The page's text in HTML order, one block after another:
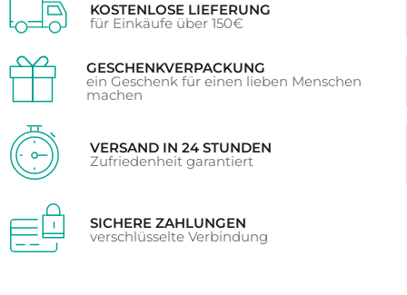
KOSTENLOSE LIEFERUNG
für Einkäufe über 150€
GESCHENKVERPACKUNG
ein Geschenk für einen lieben Menschen
machen
VERSAND IN 24 STUNDEN
Zufriedenheit garantiert
SICHERE ZAHLUNGEN
verschlüsselte Verbindung